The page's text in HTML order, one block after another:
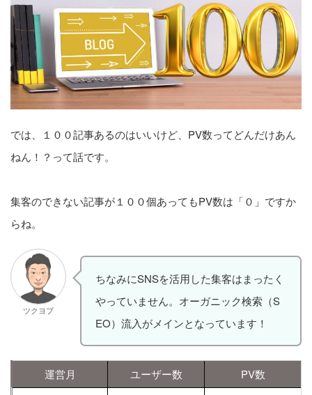
では、１００記事あるのはいいけど、PV数ってどんだけあん
ねん！？って話です。
集客のできない記事が１００個あってもPV数は「０」ですか
らね。
ツクヨブ
ちなみにSNSを活用した集客はまったく
やっていません。オーガニック検索（S
EO）流入がメインとなっています！
運営月 ユーザー数
PV数